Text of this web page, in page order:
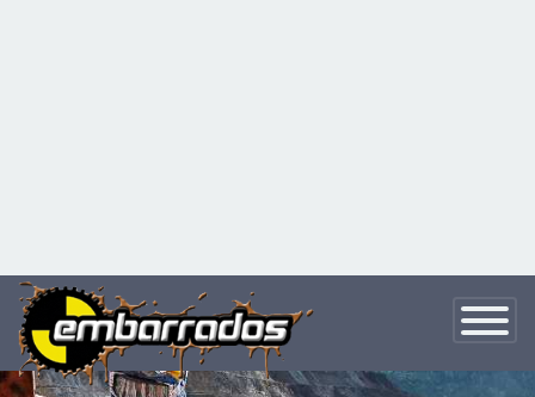
Toggle